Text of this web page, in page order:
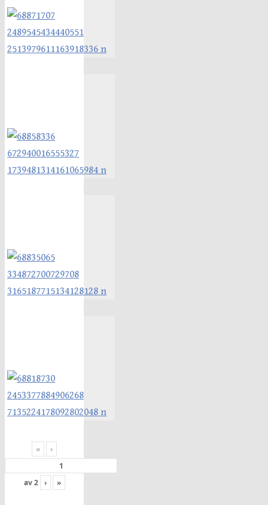
« ‹
av2 › »